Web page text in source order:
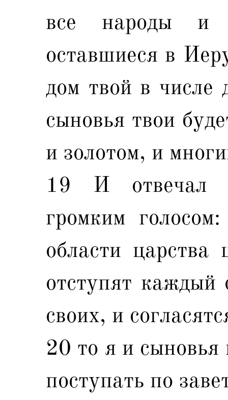
все народы и
оставшиеся в
дом твой в числе
сыновья твои
и золотом, и
19 И отвечал
громким
области
отступят каждый
своих, и
20 то я и сыновья
поступать по